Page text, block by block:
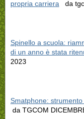
propria carriera da
Spinello a scuola:
di un anno è stata
2023
Smatphone:
da TGCOM